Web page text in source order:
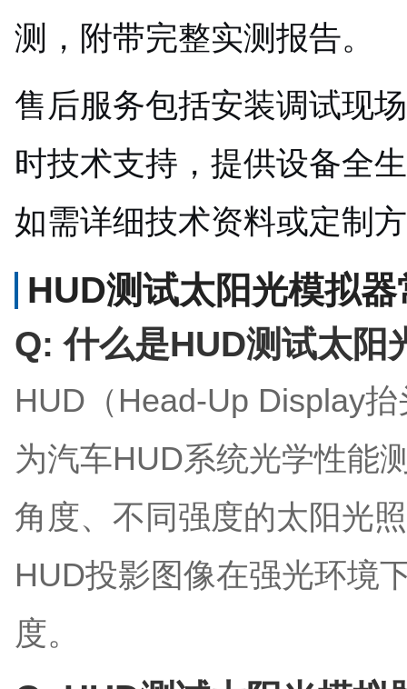
测，附带完整实测报告。
售后服务包括安装调试现
时技术支持，提供设备全
如需详细技术资料或定制
HUD测试太阳光模拟
Q: 什么是HUD测试太阳
HUD（Head-Up Display
为汽车HUD系统光学性能
角度、不同强度的太阳光
HUD投影图像在强光环境
度。